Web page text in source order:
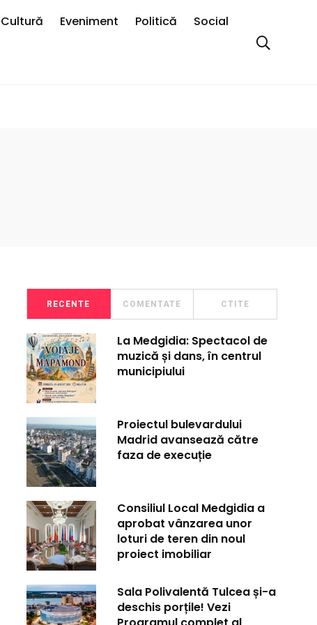
Cultură Eveniment Politică
Social
RECENTE COMENTATE CTITE
La Medgidia: Spectacol de
muzică și dans, în centrul
municipiului
Proiectul bulevardului
Madrid avansează către
faza de execuție
Consiliul Local Medgidia a
aprobat vânzarea unor
loturi de teren din noul
proiect imobiliar
Sala Polivalentă Tulcea și-a
deschis porțile! Vezi